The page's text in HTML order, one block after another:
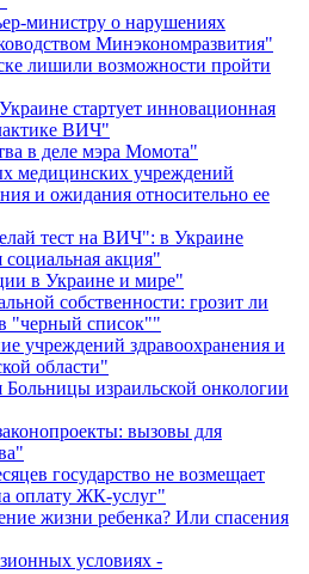
министру о нарушениях
Минэкономразвития"
лишили возможности пройти
стартует инновационная
ВИЧ"
в деле мэра Момота"
медицинских учреждений
и ожидания относительно ее
тест на ВИЧ": в Украине
социальная акция"
в Украине и мире"
собственности: грозит ли
"черный список""
учреждений здравоохранения и
области"
израильской онкологии
вызовы для
государство не возмещает
оплату ЖК-услуг"
жизни ребенка? Или спасения
условиях -